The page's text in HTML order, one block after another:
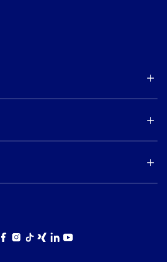
Facebook
Instagram
TikTokXingLinkedIn
YouTube